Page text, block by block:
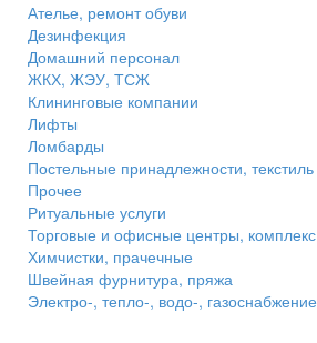
Ателье, ремонт обуви
Дезинфекция
Домашний персонал
ЖКХ, ЖЭУ, ТСЖ
Клининговые компании
Лифты
Ломбарды
Постельные принадлежности, текстиль
Прочее
Ритуальные услуги
Торговые и офисные центры, комплекс
Химчистки, прачечные
Швейная фурнитура, пряжа
Электро-, тепло-, водо-, газоснабжение